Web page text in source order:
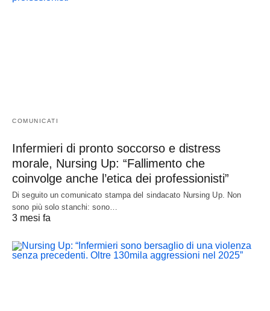
COMUNICATI
Infermieri di pronto soccorso e distress
morale, Nursing Up: “Fallimento che
coinvolge anche l’etica dei professionisti”
Di seguito un comunicato stampa del sindacato Nursing Up. Non
sono più solo stanchi: sono…
3 mesi fa